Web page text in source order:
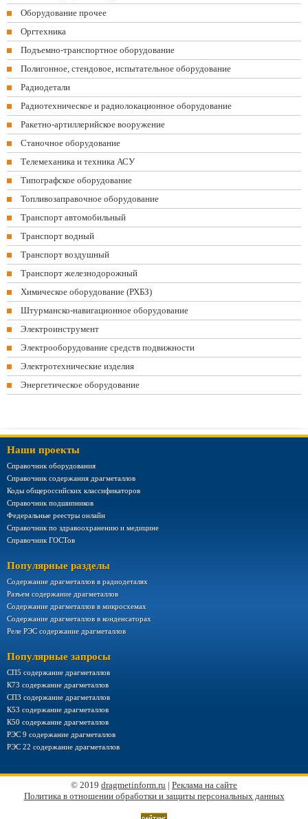
Оборудование прочее
Оргтехника
Подъемно-транспортное оборудование
Полигонное, стендовое, испытательное оборудование
Радиодетали
Радиотехническое и радиолокационное оборудование
Ракетно-артиллерийское вооружение
Станочное оборудование
Телемеханика и техника АСУ
Типографское оборудование
Топливозаправочное оборудование
Транспорт автомобильный
Транспорт водный
Транспорт воздушный
Транспорт железнодорожный
Химическое оборудование (РХБЗ)
Штурманско-навигационное оборудование
Электроинструмент
Электрооборудование средств подвижности
Электротехнические изделия
Энергетическое оборудование
Наши проекты
Справочник оборудования
Справочник содержания драгметаллов
Коды общероссийских классификаторов
Справочник подшипников
Федеральные реестры онлайн
Справочник по здравоохранению и медицине
Справочник ГОСТов
Популярные разделы
Содержание драгметаллов в радиодеталях
Разъем содержание драгметаллов
Содержание драгметаллов в микросхемах
Содержание драгметаллов в конденсаторах
Реле РЭС содержание драгметаллов
Популярные запросы
СП5 содержание драгметаллов
К73 содержание драгметаллов
СП3 содержание драгметаллов
К53 содержание драгметаллов
К50 содержание драгметаллов
РЭС 9 содержание драгметаллов
РЭС 22 содержание драгметаллов
© 2019 dragmetinform.ru | Реклама на сайте
Политика в отношении обработки и защиты персональных данных